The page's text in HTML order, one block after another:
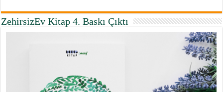
ZehirsizEv Kitap 4. Baskı Çıktı